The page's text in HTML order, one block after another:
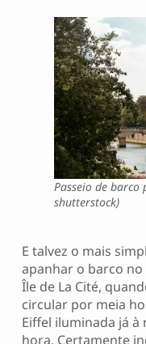
Passeio de barco
shutterstock)
E talvez o mais
apanhar o barco
Île de La Cité,
circular por meia
Eiffel iluminada já
hora. Certamente